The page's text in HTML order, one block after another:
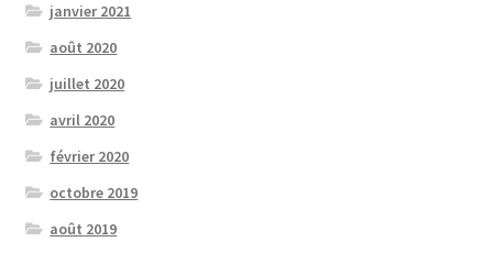
janvier 2021
août 2020
juillet 2020
avril 2020
février 2020
octobre 2019
août 2019